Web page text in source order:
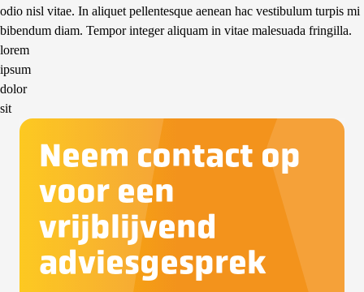
odio nisl vitae. In aliquet pellentesque aenean hac vestibulum turpis mi
bibendum diam. Tempor integer aliquam in vitae malesuada fringilla.
lorem
ipsum
dolor
sit
Neem contact op
voor een
vrijblijvend
adviesgesprek